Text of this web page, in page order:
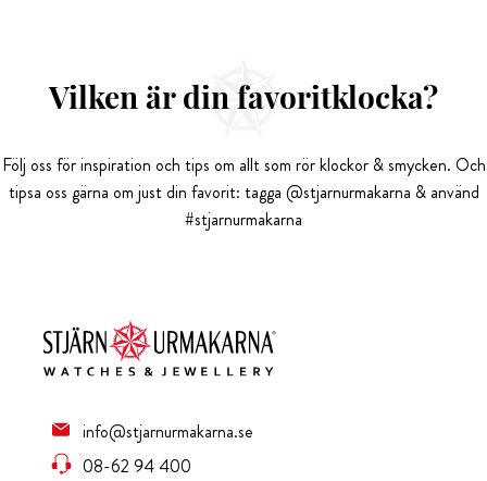
Vilken är din favoritklocka?
Följ oss för inspiration och tips om allt som rör klockor & smycken. Och
tipsa oss gärna om just din favorit: tagga @stjarnurmakarna & använd
#stjarnurmakarna
info@stjarnurmakarna.se
08-62 94 400